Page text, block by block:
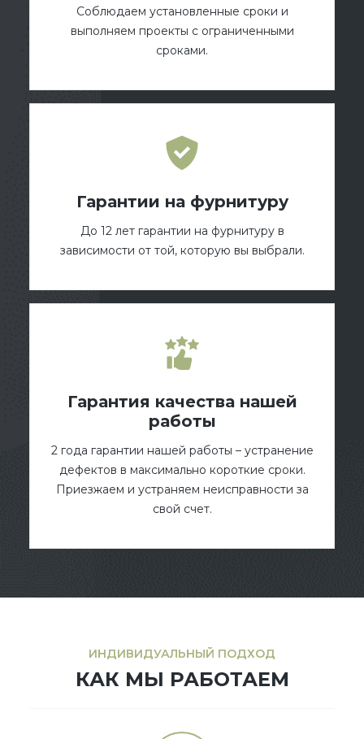
Соблюдаем установленные сроки и
выполняем проекты с ограниченными
сроками.
Гарантии на фурнитуру
До 12 лет гарантии на фурнитуру в
зависимости от той, которую вы выбрали.
Гарантия качества нашей
работы
2 года гарантии нашей работы – устранение
дефектов в максимально короткие сроки.
Приезжаем и устраняем неисправности за
свой счет.
ИНДИВИДУАЛЬНЫЙ ПОДХОД
КАК МЫ РАБОТАЕМ